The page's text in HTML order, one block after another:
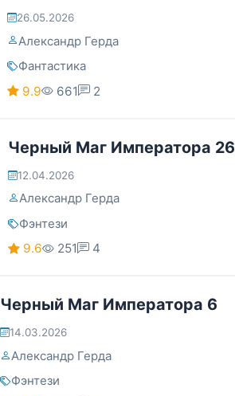
26.05.2026
Александр Герда
Фантастика
9.9
661 2
Черный Маг Императора 26
12.04.2026
Александр Герда
Фэнтези
9.6
251 4
Черный Маг Императора 6
14.03.2026
Александр Герда
Фэнтези